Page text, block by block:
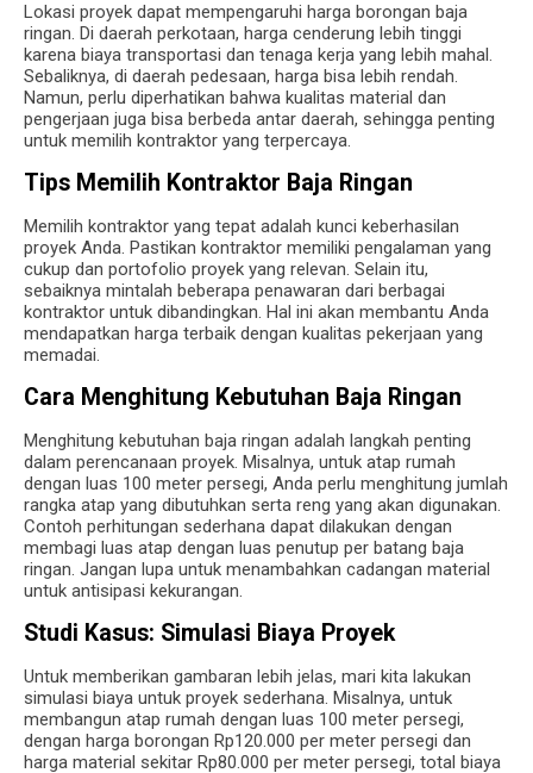
Lokasi proyek dapat mempengaruhi harga borongan baja
ringan. Di daerah perkotaan, harga cenderung lebih tinggi
karena biaya transportasi dan tenaga kerja yang lebih mahal.
Sebaliknya, di daerah pedesaan, harga bisa lebih rendah.
Namun, perlu diperhatikan bahwa kualitas material dan
pengerjaan juga bisa berbeda antar daerah, sehingga penting
untuk memilih kontraktor yang terpercaya.
Tips Memilih Kontraktor Baja Ringan
Memilih kontraktor yang tepat adalah kunci keberhasilan
proyek Anda. Pastikan kontraktor memiliki pengalaman yang
cukup dan portofolio proyek yang relevan. Selain itu,
sebaiknya mintalah beberapa penawaran dari berbagai
kontraktor untuk dibandingkan. Hal ini akan membantu Anda
mendapatkan harga terbaik dengan kualitas pekerjaan yang
memadai.
Cara Menghitung Kebutuhan Baja Ringan
Menghitung kebutuhan baja ringan adalah langkah penting
dalam perencanaan proyek. Misalnya, untuk atap rumah
dengan luas 100 meter persegi, Anda perlu menghitung jumlah
rangka atap yang dibutuhkan serta reng yang akan digunakan.
Contoh perhitungan sederhana dapat dilakukan dengan
membagi luas atap dengan luas penutup per batang baja
ringan. Jangan lupa untuk menambahkan cadangan material
untuk antisipasi kekurangan.
Studi Kasus: Simulasi Biaya Proyek
Untuk memberikan gambaran lebih jelas, mari kita lakukan
simulasi biaya untuk proyek sederhana. Misalnya, untuk
membangun atap rumah dengan luas 100 meter persegi,
dengan harga borongan Rp120.000 per meter persegi dan
harga material sekitar Rp80.000 per meter persegi, total biaya